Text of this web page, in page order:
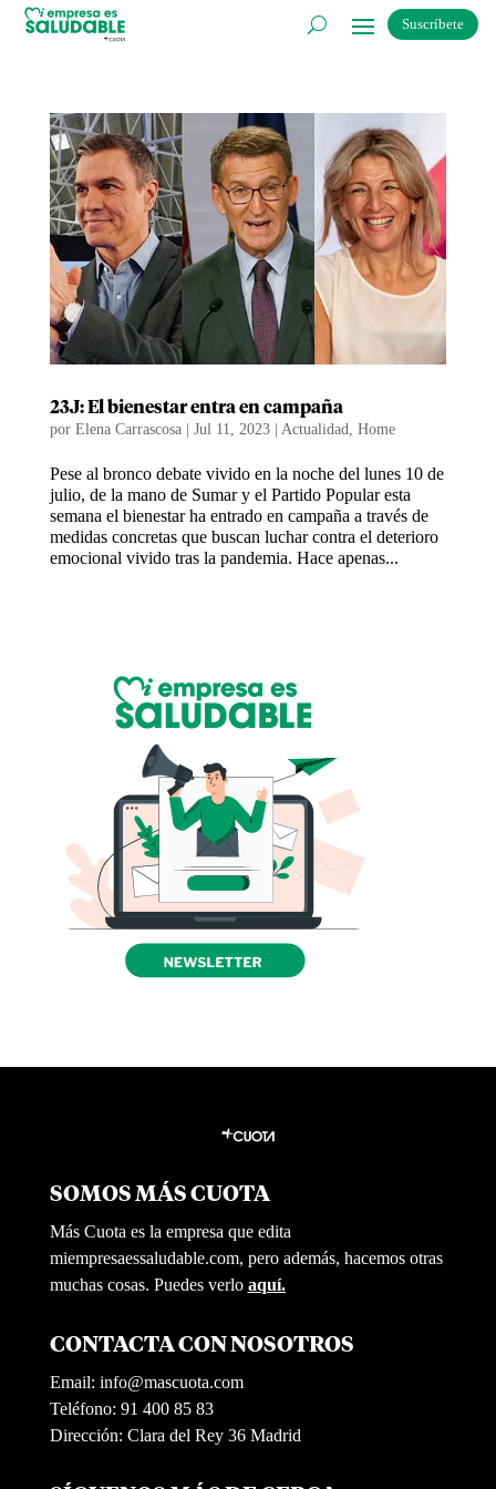
Suscríbete
23J: El bienestar entra en campaña
por Elena Carrascosa| Jul 11, 2023| Actualidad, Home
Pese al bronco debate vivido en la noche del lunes 10 de
julio, de la mano de Sumar y el Partido Popular esta
semana el bienestar ha entrado en campaña a través de
medidas concretas que buscan luchar contra el deterioro
emocional vivido tras la pandemia. Hace apenas...
SOMOS MÁS CUOTA
Más Cuota es la empresa que edita
miempresaessaludable.com, pero además, hacemos otras
muchas cosas. Puedes verlo aquí.
CONTACTA CON NOSOTROS
Email: info@mascuota.com
Teléfono: 91 400 85 83
Dirección: Clara del Rey 36 Madrid